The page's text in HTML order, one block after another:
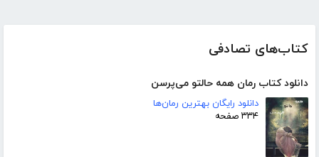
کتاب‌های تصادفی
دانلود کتاب رمان همه حالتو می‌پرسن
دانلود رایگان بهترین رمان‌ها
۳۳۴ صفحه